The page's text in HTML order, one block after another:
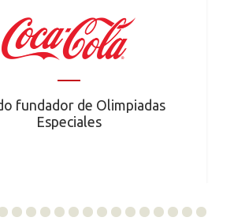
fundador de Olimpiadas
Especiales